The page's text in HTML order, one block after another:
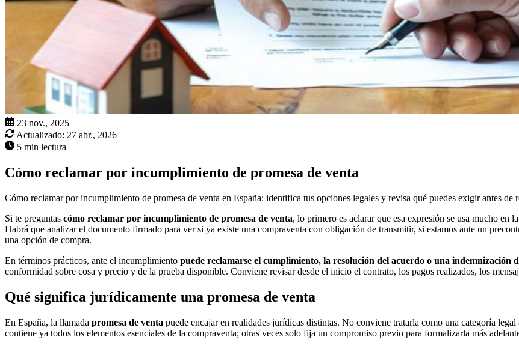
23 nov., 2025
Actualizado: 27 abr., 2026
5 min lectura
Cómo reclamar por incumplimiento de promesa de venta
Cómo reclamar por incumplimiento de promesa de venta en España: identifica tus opciones legales y revisa qué puedes exigir antes de
Si te preguntas cómo reclamar por incumplimiento de promesa de venta, lo primero es aclarar que esa expresión se usa mucho en
Habrá que analizar el documento firmado para ver si ya existe una compraventa con obligación de transmitir, si estamos ante un
una opción de compra.
En términos prácticos, ante el incumplimiento puede reclamarse el cumplimiento, la resolución del acuerdo o una indemnización
conformidad sobre cosa y precio y de la prueba disponible. Conviene revisar desde el inicio el contrato, los pagos realizados, los
Qué significa jurídicamente una promesa de venta
En España, la llamada promesa de venta puede encajar en realidades jurídicas distintas. No conviene tratarla como una categoría
contiene ya todos los elementos esenciales de la compraventa; otras veces solo fija un compromiso previo para formalizarla más